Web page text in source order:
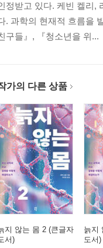
정받고 있다. 케빈 켈리,
. 과학의 현재적 흐름을
구들』, 『청소년을 위...
가의 다른 상품
지 않는 몸 2 (큰글자
서)
늙지
도서)